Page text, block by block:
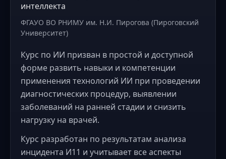
интеллекта
ФГАУО ВО РНИМУ им. Н.И. Пирогова (Пироговский
Университет)
Курс по ИИ призван в простой и доступной
форме развить навыки и компетенции
применения технологий ИИ при проведении
диагностических процедур, выявлении
заболеваний на ранней стадии и снизить
нагрузку на врачей.
Курс разработан по результатам анализа
инцидента И11 и учитывает все аспекты